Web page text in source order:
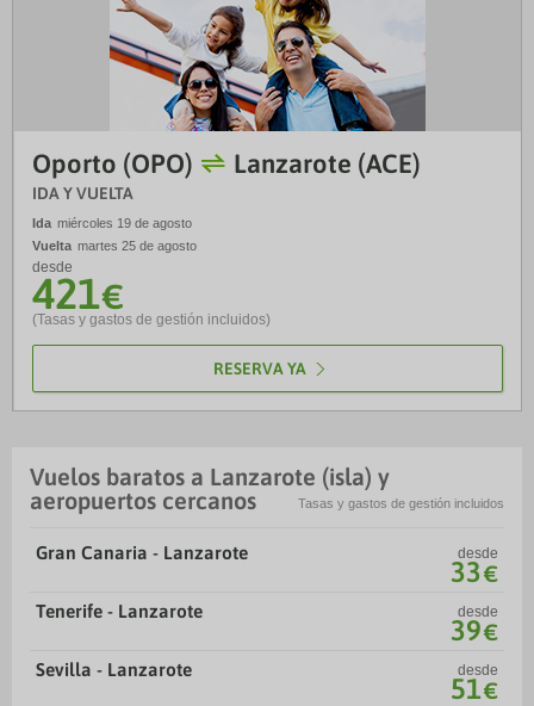
Oporto (OPO) Lanzarote (ACE)
IDA Y VUELTA
Ida miércoles 19 de agosto
Vuelta martes 25 de agosto
desde
421€
(Tasas y gastos de gestión incluidos)
RESERVA YA
Vuelos baratos a Lanzarote (isla) y
aeropuertos cercanos
Tasas y gastos de gestión incluidos
Gran Canaria - Lanzarote desde
33€
Tenerife - Lanzarote desde
39€
Sevilla - Lanzarote desde
51€